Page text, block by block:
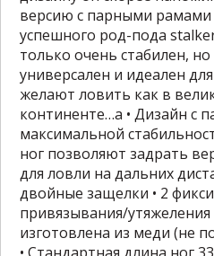
версию с парными
успешного род-пода
только очень стабилен,
универсален и идеален
желают ловить как в
континенте…a • Дизайн с
максимальной
ног позволяют задрать
для ловли на дальних
двойные защелки • 2
привязывания/утяжеления
изготовлена из меди (не